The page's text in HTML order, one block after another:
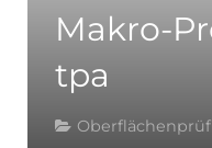
Makro-
tpa